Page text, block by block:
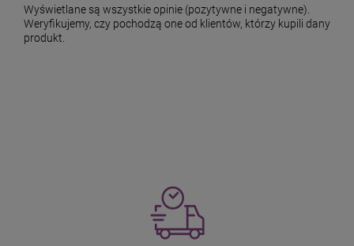
Wyświetlane są wszystkie opinie (pozytywne i negatywne).
Weryfikujemy, czy pochodzą one od klientów, którzy kupili dany
produkt.